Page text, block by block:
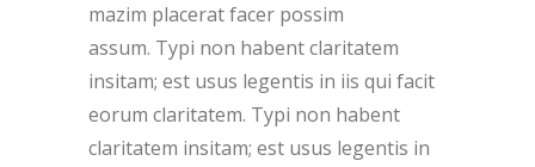
mazim placerat facer possim
assum. Typi non habent claritatem
insitam; est usus legentis in iis qui facit
eorum claritatem. Typi non habent
claritatem insitam; est usus legentis in